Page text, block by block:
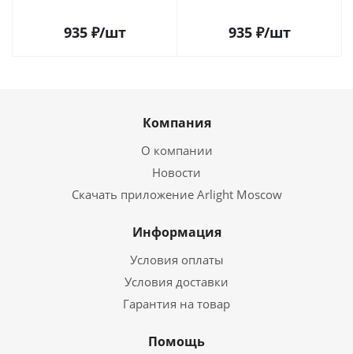
935₽/шт 935₽/шт
Компания
О компании
Новости
Скачать приложение Arlight Moscow
Информация
Условия оплаты
Условия доставки
Гарантия на товар
Помощь